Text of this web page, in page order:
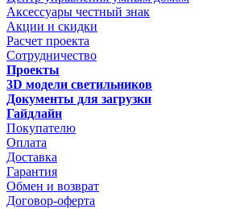
Аксессуары честный знак
Акции и скидки
Расчет проекта
Сотрудничество
Проекты
3D модели светильников
Документы для загрузки
Гайдлайн
Покупателю
Оплата
Доставка
Гарантия
Обмен и возврат
Договор-оферта